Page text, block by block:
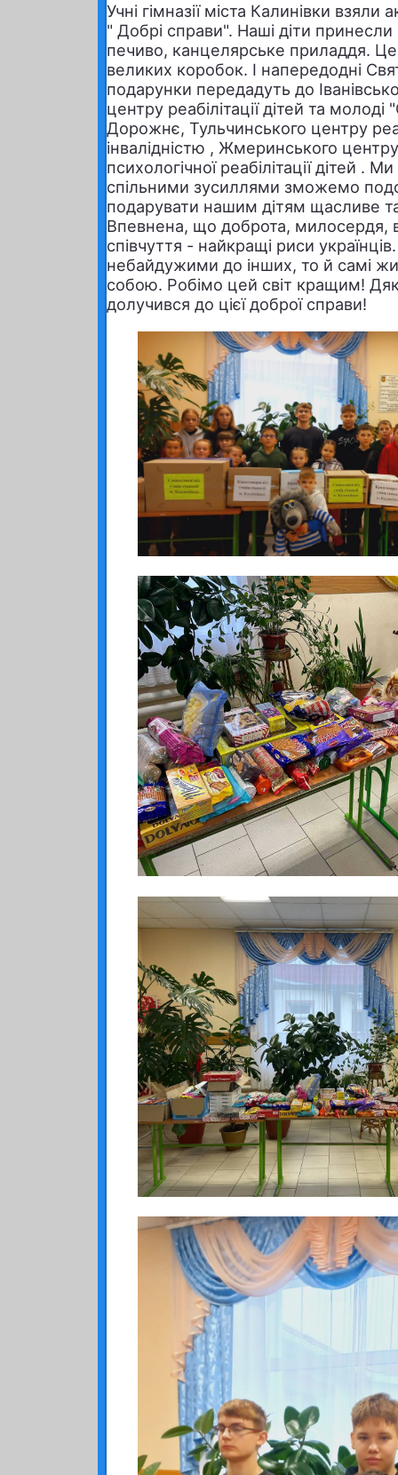
Учні гімназії міста Калинівки взяли
" Добрі справи". Наші діти
печиво, канцелярське приладдя.
великих коробок. І напередодні
подарунки передадуть до
центру реабілітації дітей та
Дорожнє, Тульчинського центру
інвалідністю , Жмеринського
психологічної реабілітації дітей .
спільними зусиллями зможемо
подарувати нашим дітям щасливе
Впевнена, що доброта, милосердя,
співчуття - найкращі риси
небайдужими до інших, то й самі
собою. Робімо цей світ кращим!
долучився до цієї доброї справи!